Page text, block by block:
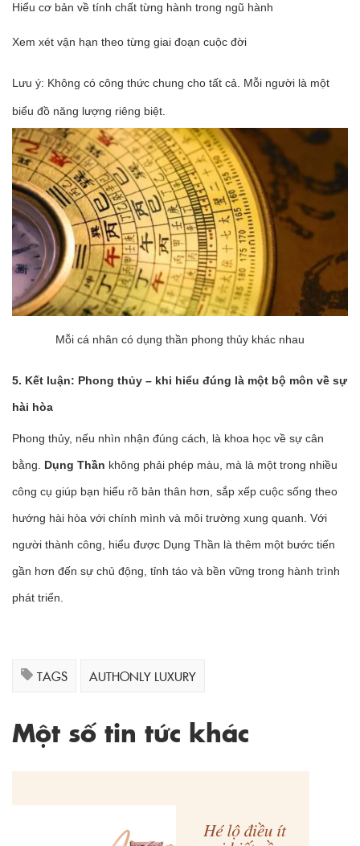
Hiểu cơ bản về tính chất từng hành trong ngũ hành
Xem xét vận hạn theo từng giai đoạn cuộc đời
Lưu ý: Không có công thức chung cho tất cả. Mỗi người là một
biểu đồ năng lượng riêng biệt.
Mỗi cá nhân có dụng thần phong thủy khác nhau
5. Kết luận: Phong thủy – khi hiểu đúng là một bộ môn về sự
hài hòa
Phong thủy, nếu nhìn nhận đúng cách, là khoa học về sự cân
bằng. Dụng Thần không phải phép màu, mà là một trong nhiều
công cụ giúp bạn hiểu rõ bản thân hơn, sắp xếp cuộc sống theo
hướng hài hòa với chính mình và môi trường xung quanh. Với
người thành công, hiểu được Dụng Thần là thêm một bước tiến
gần hơn đến sự chủ động, tỉnh táo và bền vững trong hành trình
phát triển.
TAGS AUTHONLY LUXURY
Một số tin tức khác